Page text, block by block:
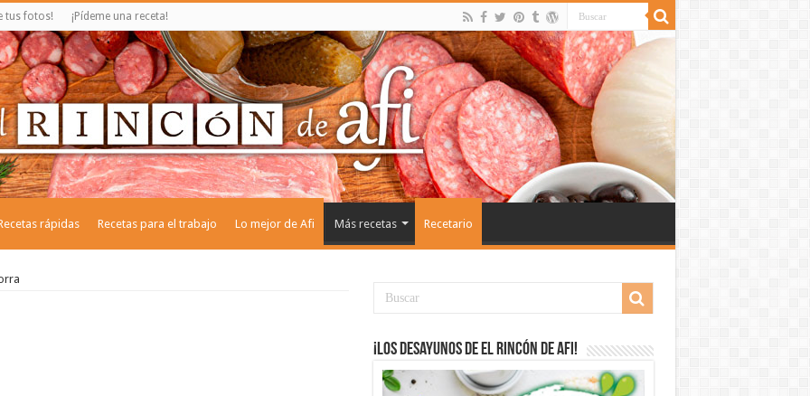
tus fotos! ¡Pídeme una receta!
rápidas Recetas para el trabajo Lo mejor de Afi Más recetas Recetario
¡Los desayunos de El Rincón de Afi!